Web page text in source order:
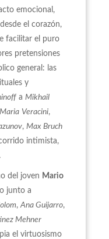
emocional,
el corazón,
facilitar el puro
pretensiones
general: las
y
a Mikhail
Veracini,
, Max Bruch
intimista,
del joven Mario
junto a
,Ana Guijarro,
Mehner
el virtuosismo